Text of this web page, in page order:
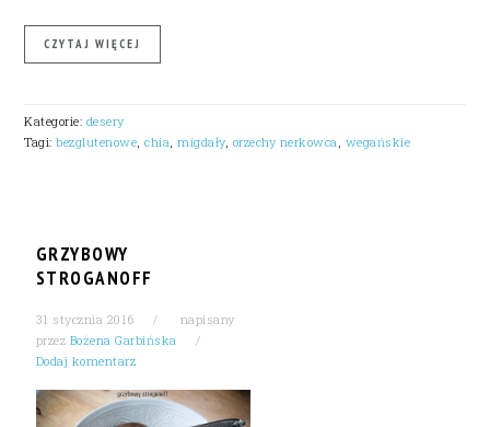
CZYTAJ WIĘCEJ
Kategorie: desery
Tagi:bezglutenowe,chia,migdały, orzechy nerkowca, wegańskie
GRZYBOWY
STROGANOFF
31 stycznia 2016
napisany
przez Bożena Garbińska
Dodaj komentarz